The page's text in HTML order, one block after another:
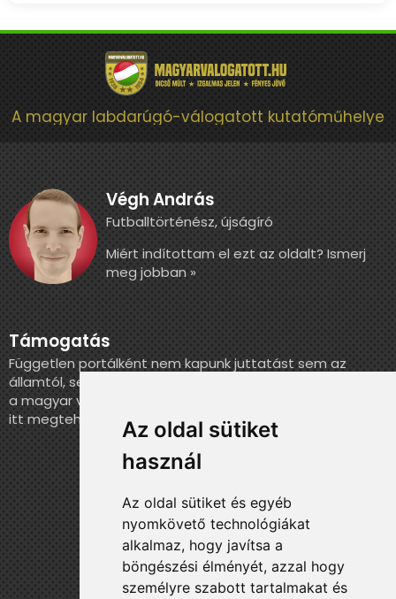
Az oldal sütiket
használ
Az oldal sütiket és egyéb
nyomkövető technológiákat
alkalmaz, hogy javítsa a
böngészési élményét, azzal hogy
személyre szabott tartalmakat és
A magyar labdarúgó-válogatott kutatóműhelye
Végh András
Futballtörténész, újságíró
Miért indítottam el ezt az oldalt? Ismerj
meg jobban »
Támogatás
Független portálként nem kapunk juttatást sem az
államtól, sem más szervezettől. Ha szeretnél segíteni
a magyar válogatott történelmének feldolgozásában,
itt megteheted.